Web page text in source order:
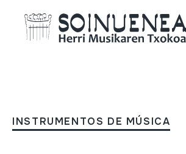
INSTRUMENTOS DE MÚSICA
SAMANSIP